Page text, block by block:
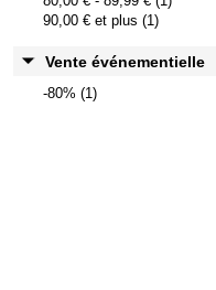
90,00 € et plus (1)
Vente événementielle
-80% (1)